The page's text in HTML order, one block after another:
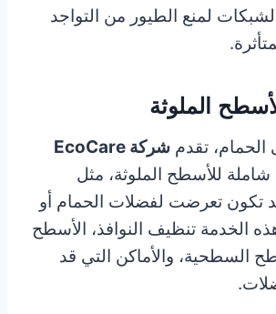
لمنع الطيور من التواجد
الحمام، تقدم شركة EcoCare
للأسطح الملوثة، مثل
تكون تعرضت لفضلات الحمام أو
الخدمة تنظيف النوافذ، الأسطح
السطحية، والأماكن التي قد